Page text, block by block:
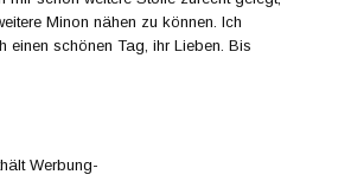
Minon nähen zu können. Ich
einen schönen Tag, ihr Lieben. Bis
Werbung-